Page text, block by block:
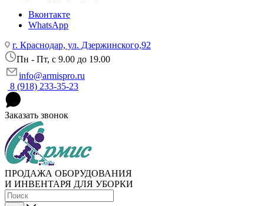
Вконтакте
WhatsApp
г. Краснодар, ул. Дзержинского,92
Пн - Пт, c 9.00 до 19.00
info@armispro.ru
8 (918) 233-35-23
Заказать звонок
ПРОДАЖА ОБОРУДОВАНИЯ
И ИНВЕНТАРЯ ДЛЯ УБОРКИ